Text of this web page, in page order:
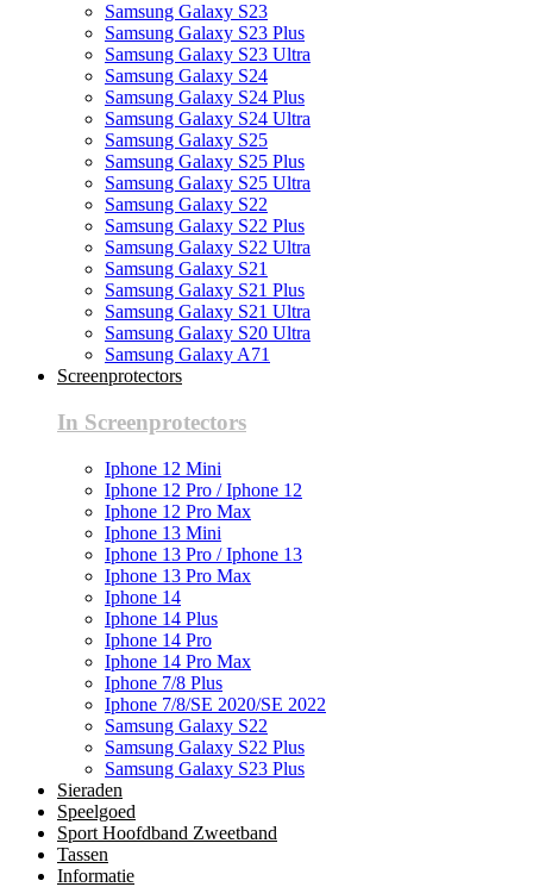
Samsung Galaxy S23
Samsung Galaxy S23 Plus
Samsung Galaxy S23 Ultra
Samsung Galaxy S24
Samsung Galaxy S24 Plus
Samsung Galaxy S24 Ultra
Samsung Galaxy S25
Samsung Galaxy S25 Plus
Samsung Galaxy S25 Ultra
Samsung Galaxy S22
Samsung Galaxy S22 Plus
Samsung Galaxy S22 Ultra
Samsung Galaxy S21
Samsung Galaxy S21 Plus
Samsung Galaxy S21 Ultra
Samsung Galaxy S20 Ultra
Samsung Galaxy A71
Screenprotectors
In Screenprotectors
Iphone 12 Mini
Iphone 12 Pro / Iphone 12
Iphone 12 Pro Max
Iphone 13 Mini
Iphone 13 Pro / Iphone 13
Iphone 13 Pro Max
Iphone 14
Iphone 14 Plus
Iphone 14 Pro
Iphone 14 Pro Max
Iphone 7/8 Plus
Iphone 7/8/SE 2020/SE 2022
Samsung Galaxy S22
Samsung Galaxy S22 Plus
Samsung Galaxy S23 Plus
Sieraden
Speelgoed
Sport Hoofdband Zweetband
Tassen
Informatie